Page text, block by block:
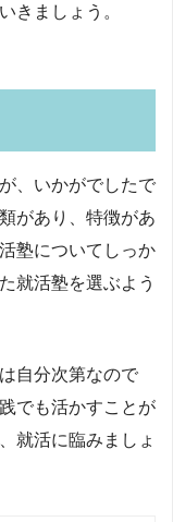
きましょう。
、いかがでしたで
があり、特徴があ
塾についてしっか
就活塾を選ぶよう
自分次第なので
でも活かすことが
就活に臨みましょ